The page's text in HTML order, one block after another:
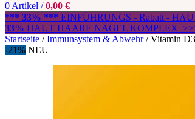
0 Artikel / 0,00 €
*** 33% *** EINFÜHRUNGS - Rabatt -
33% HAUT HAARE NÄGEL KOMPLEX
Startseite / Immunsystem & Abwehr/ Vitamin
-21% NEU